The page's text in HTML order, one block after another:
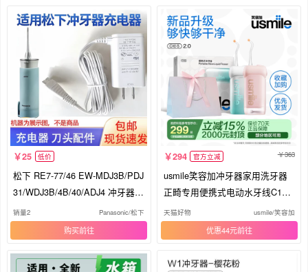
25 低价
松下 RE7-77/46 EW-MDJ3B/PDJ
31/WDJ3B/4B/40/ADJ4 冲牙器
充电器
销量2 Panasonic/松下
购买
294 官方立减 363
usmile笑容加冲牙器家用洗牙器
正畸专用便携式电动水牙线C10
S/C20
天猫好物 usmile/笑容加
优惠44元